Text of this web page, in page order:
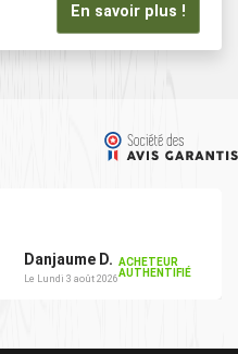
En savoir plus !
Danjaume D.
Le Lundi 3 août 2026
ACHETEUR
AUTHENTIFIÉ